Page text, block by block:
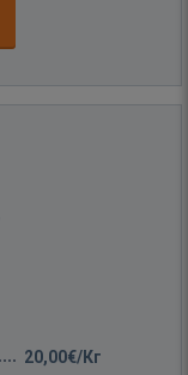
20,00€/Кг